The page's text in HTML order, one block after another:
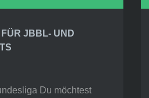
JBBL- UND
Du möchtest